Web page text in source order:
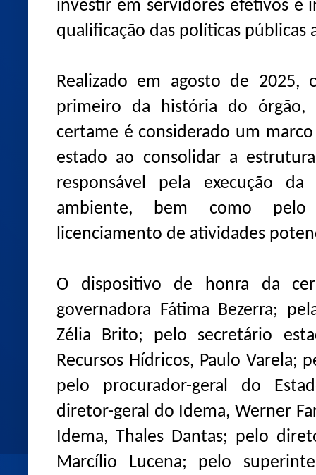
investir em servidores efetivos é
qualificação das políticas públicas
Realizado em agosto de
primeiro da história do
certame é considerado um
estado ao consolidar a
responsável pela execução
ambiente, bem como pelo
licenciamento de atividades
O dispositivo de honra da
governadora Fátima Bezerra;
Zélia Brito; pelo secretário
Recursos Hídricos, Paulo Varela;
pelo procurador-geral do
diretor-geral do Idema, Werner
Idema, Thales Dantas; pelo
Marcílio Lucena; pelo